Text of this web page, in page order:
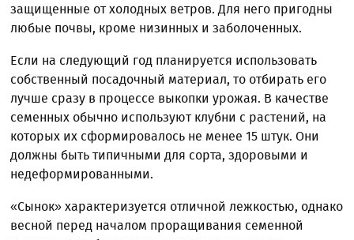
защищенные от холодных ветров. Для него пригодны
любые почвы, кроме низинных и заболоченных.
Если на следующий год планируется использовать
собственный посадочный материал, то отбирать его
лучше сразу в процессе выкопки урожая. В качестве
семенных обычно используют клубни с растений, на
которых их сформировалось не менее 15 штук. Они
должны быть типичными для сорта, здоровыми и
недеформированными.
«Сынок» характеризуется отличной лежкостью, однако
весной перед началом проращивания семенной